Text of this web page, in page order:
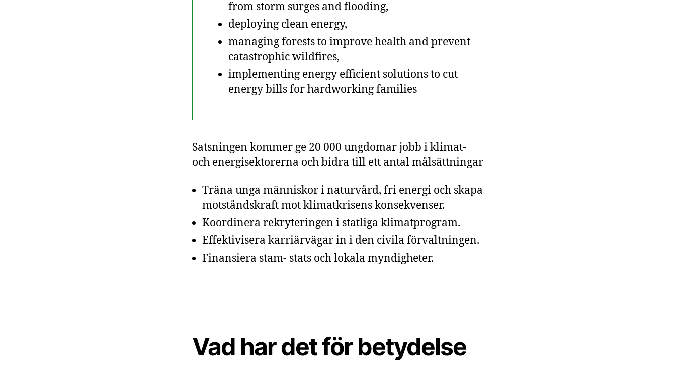
from storm surges and flooding,
deploying clean energy,
managing forests to improve health and prevent
catastrophic wildfires,
implementing energy efficient solutions to cut
energy bills for hardworking families
Satsningen kommer ge 20 000 ungdomar jobb i klimat-
och energisektorerna och bidra till ett antal målsättningar
Träna unga människor i naturvård, fri energi och skapa
motståndskraft mot klimatkrisens konsekvenser.
Koordinera rekryteringen i statliga klimatprogram.
Effektivisera karriärvägar in i den civila förvaltningen.
Finansiera stam- stats och lokala myndigheter.
Vad har det för betydelse